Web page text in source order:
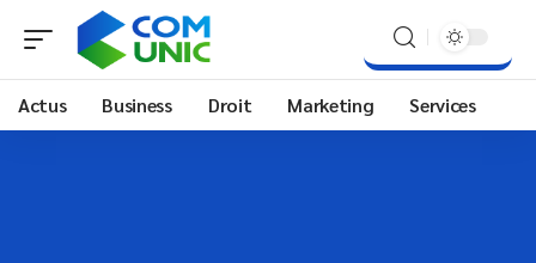
Actus Business Droit Marketing Services